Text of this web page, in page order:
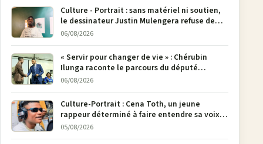
Culture - Portrait : sans matériel ni soutien,
le dessinateur Justin Mulengera refuse de
poser son crayon
06/08/2026
« Servir pour changer de vie » : Chérubin
Ilunga raconte le parcours du député
national Jethro Muyombi Tshimbu en 137
06/08/2026
Culture-Portrait : Cena Toth, un jeune
rappeur déterminé à faire entendre sa voix à
Bunia
05/08/2026